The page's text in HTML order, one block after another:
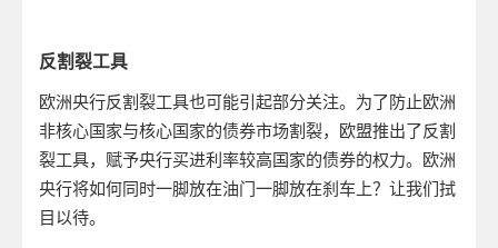
反割裂工具
欧洲央行反割裂工具也可能引起部分关注。为了防止欧洲
非核心国家与核心国家的债券市场割裂，欧盟推出了反割
裂工具，赋予央行买进利率较高国家的债券的权力。欧洲
央行将如何同时一脚放在油门一脚放在刹车上？让我们拭
目以待。